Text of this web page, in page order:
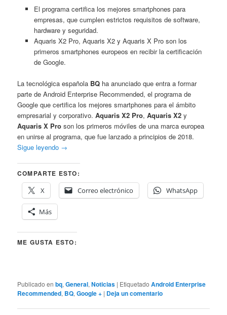
El programa certifica los mejores smartphones para
empresas, que cumplen estrictos requisitos de software,
hardware y seguridad.
Aquaris X2 Pro, Aquaris X2 y Aquaris X Pro son los
primeros smartphones europeos en recibir la certificación
de Google.
La tecnológica española BQ ha anunciado que entra a formar
parte de Android Enterprise Recommended, el programa de
Google que certifica los mejores smartphones para el ámbito
empresarial y corporativo.Aquaris X2 Pro,Aquaris X2 y
Aquaris X Pro son los primeros móviles de una marca europea
en unirse al programa, que fue lanzado a principios de 2018.
Sigue leyendo →
COMPARTE ESTO:
X
Correo electrónico WhatsApp
Más
ME GUSTA ESTO:
Publicado en bq,General,Noticias | Etiquetado Android Enterprise
Recommended, BQ,Google + | Deja un comentario